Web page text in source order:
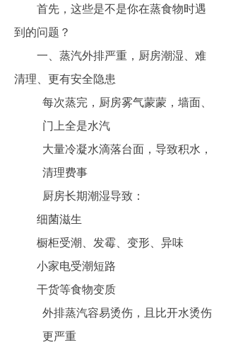
首先，这些是不是你在蒸食物时遇
到的问题？
一、蒸汽外排严重，厨房潮湿、难
清理、更有安全隐患
每次蒸完，厨房雾气蒙蒙，墙面、
门上全是水汽
大量冷凝水滴落台面，导致积水，
清理费事
厨房长期潮湿导致：
细菌滋生
橱柜受潮、发霉、变形、异味
小家电受潮短路
干货等食物变质
外排蒸汽容易烫伤，且比开水烫伤
更严重